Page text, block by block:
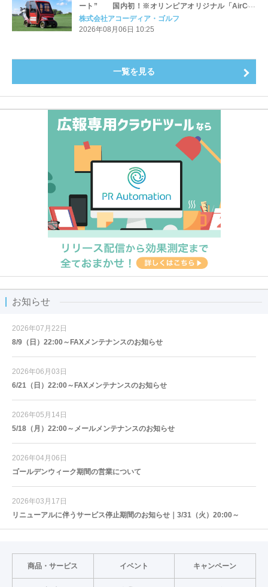
ート” 国内初！※オリンピアオリジナル「AirCon
Cart（エアコンカート）」導入 | アコーディア・ゴ
ルフ
株式会社アコーディア・ゴルフ
2026年08月06日 10:25
一覧を見る
お知らせ
2026年07月22日
8/9（日）22:00～FAXメンテナンスのお知らせ
2026年06月03日
6/21（日）22:00～FAXメンテナンスのお知らせ
2026年05月14日
5/18（月）22:00～メールメンテナンスのお知らせ
2026年04月06日
ゴールデンウィーク期間の営業について
2026年03月17日
リニューアルに伴うサービス停止期間のお知らせ｜3/31（火）20:00～
商品・サービス イベント キャンペーン